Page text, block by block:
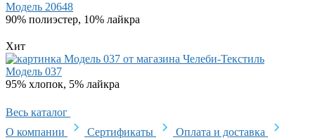
Модель 20648
90% полиэстер, 10% лайкра
Хит
Модель 037
95% хлопок, 5% лайкра
Весь каталог
О компании
Сертификаты
Оплата и доставка